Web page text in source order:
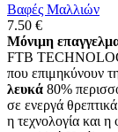
Βαφές Μαλλιών
7.50 €
Μόνιμη
FTB
που επιμηκύνουν
λευκά 80%
σε ενεργά
η τεχνολογία και η